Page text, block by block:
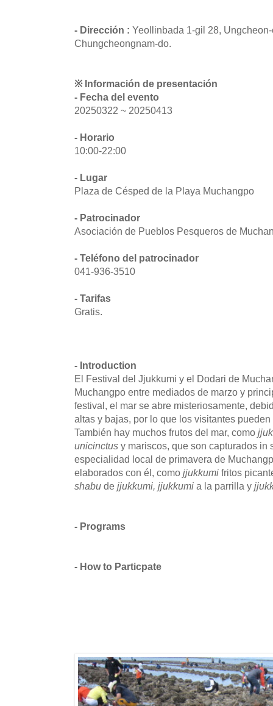
- Dirección : Yeollinbada 1-gil 28,
Chungcheongnam-do.
※ Información de presentación
- Fecha del evento
20250322 ~ 20250413
- Horario
10:00-22:00
- Lugar
Plaza de Césped de la Playa Muchangpo
- Patrocinador
Asociación de Pueblos Pesqueros de
- Teléfono del patrocinador
041-936-3510
- Tarifas
Gratis.
- Introduction
El Festival del Jjukkumi y el Dodari de
Muchangpo entre mediados de marzo y
festival, el mar se abre misteriosamente,
altas y bajas, por lo que los visitantes
También hay muchos frutos del mar, como
unicinctus y mariscos, que son capturados in
especialidad local de primavera de
elaborados con él, como jjukkumi fritos
shabu de jjukkumi, jjukkumi a la parrilla y
- Programs
- How to Particpate